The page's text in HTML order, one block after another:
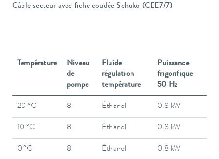
Câble secteur avec fiche coudée Schuko (CEE7/7)
Température
Niveau
de
pompe
Fluide
régulation
température
Puissance
frigorifique
50 Hz
20 °C 8 Éthanol 0.8 kW
10 °C 8 Éthanol 0.8 kW
0 °C 8 Éthanol 0.8 kW